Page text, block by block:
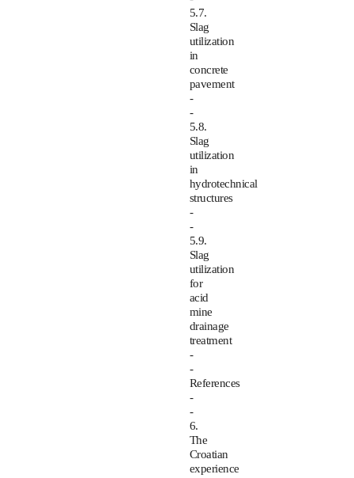
5.7.
Slag
utilization
in
concrete
pavement
-
-
5.8.
Slag
utilization
in
hydrotechnical
structures
-
-
5.9.
Slag
utilization
for
acid
mine
drainage
treatment
-
-
References
-
-
6.
The
Croatian
experience